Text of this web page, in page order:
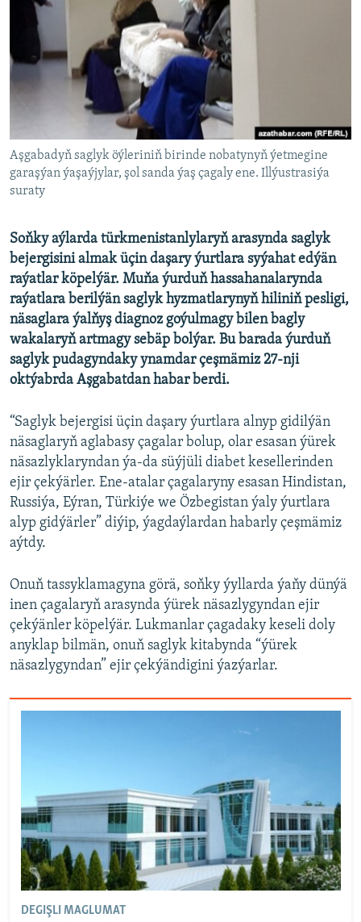
Aşgabadyň saglyk öýleriniň birinde nobatynyň ýetmegine
garaşýan ýaşaýjylar, şol sanda ýaş çagaly ene. Illýustrasiýa
suraty
Soňky aýlarda türkmenistanlylaryň arasynda saglyk
bejergisini almak üçin daşary ýurtlara syýahat edýän
raýatlar köpelýär. Muňa ýurduň hassahanalarynda
raýatlara berilýän saglyk hyzmatlarynyň hiliniň pesligi,
näsaglara ýalňyş diagnoz goýulmagy bilen bagly
wakalaryň artmagy sebäp bolýar. Bu barada ýurduň
saglyk pudagyndaky ynamdar çeşmämiz 27-nji
oktýabrda Aşgabatdan habar berdi.
“Saglyk bejergisi üçin daşary ýurtlara alnyp gidilýän
näsaglaryň aglabasy çagalar bolup, olar esasan ýürek
näsazlyklaryndan ýa-da süýjüli diabet kesellerinden
ejir çekýärler. Ene-atalar çagalaryny esasan Hindistan,
Russiýa, Eýran, Türkiýe we Özbegistan ýaly ýurtlara
alyp gidýärler” diýip, ýagdaýlardan habarly çeşmämiz
aýtdy.
Onuň tassyklamagyna görä, soňky ýyllarda ýaňy dünýä
inen çagalaryň arasynda ýürek näsazlygyndan ejir
çekýänler köpelýär. Lukmanlar çagadaky keseli doly
anyklap bilmän, onuň saglyk kitabynda “ýürek
näsazlygyndan” ejir çekýändigini ýazýarlar.
DEGIŞLI MAGLUMAT